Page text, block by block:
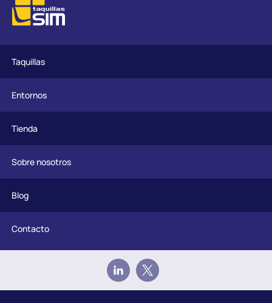
Taquillas
Entornos
Tienda
Sobre nosotros
Blog
Contacto